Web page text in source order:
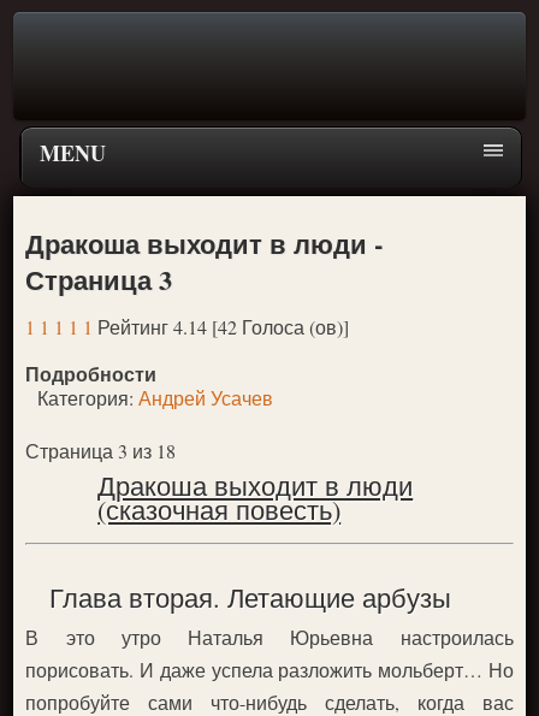
MENU
Главная страница
Поиск
ПЕРЕЙТИ К ГЛАВНОМУ МЕНЮ СКАЗОК
Новое
Популярное
Дракоша выходит в люди -
Страница 3
1 1 1 1 1 Рейтинг 4.14 [42 Голоса (ов)]
Подробности
Категория:Андрей Усачев
Страница 3 из 18
Дракоша выходит в люди
(сказочная повесть)
Глава вторая. Летающие арбузы
В это утро Наталья Юрьевна настроилась
порисовать. И даже успела разложить мольберт… Но
попробуйте сами что-нибудь сделать, когда вас